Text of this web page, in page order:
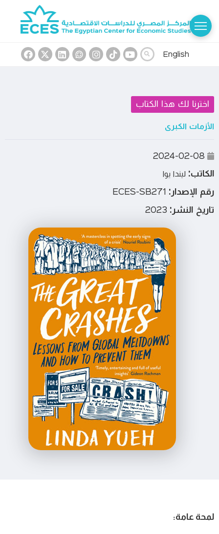
English
اخترنا لك هذا الكتاب
الأزمات الكبرى
الكاتب: ليندا يوا
رقم الإصدار:
تاريخ النشر:
لمحة عامة: